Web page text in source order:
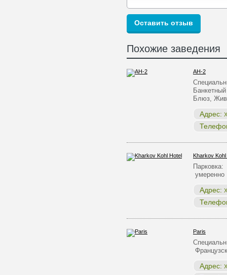
Похожие заведения
AH-2
Блюз,
Адрес:
Kharkov
Адрес:
Paris
Адрес: